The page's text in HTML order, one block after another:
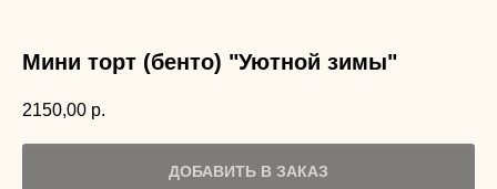
Мини торт (бенто) "Уютной зимы"
2150,00 р.
ДОБАВИТЬ В ЗАКАЗ